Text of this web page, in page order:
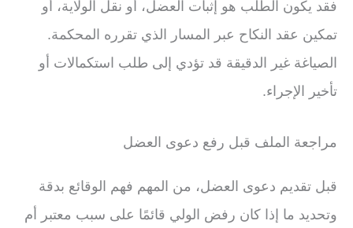
فقد يكون الطلب هو إثبات العضل، أو نقل الولاية، أو
تمكين عقد النكاح عبر المسار الذي تقرره المحكمة.
الصياغة غير الدقيقة قد تؤدي إلى طلب استكمالات أو
تأخير الإجراء.
مراجعة الملف قبل رفع دعوى العضل
قبل تقديم دعوى العضل، من المهم فهم الوقائع بدقة
وتحديد ما إذا كان رفض الولي قائمًا على سبب معتبر أم